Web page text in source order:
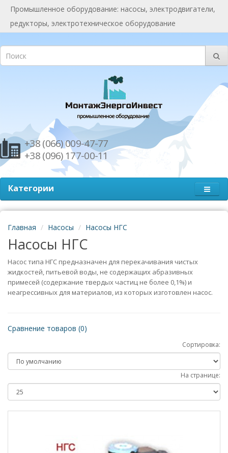
Промышленное оборудование: насосы, электродвигатели,
редукторы, электротехническое оборудование
+38 (066) 009-47-77
+38 (096) 177-00-11
Категории
Главная Насосы Насосы НГС
Насосы НГС
Насос типа НГС предназначен для перекачивания чистых
жидкостей, питьевой воды, не содержащих абразивных
примесей (содержание твердых частиц не более 0,1%) и
неагрессивных для материалов, из которых изготовлен насос.
Сравнение товаров (0)
Сортировка:
На странице: